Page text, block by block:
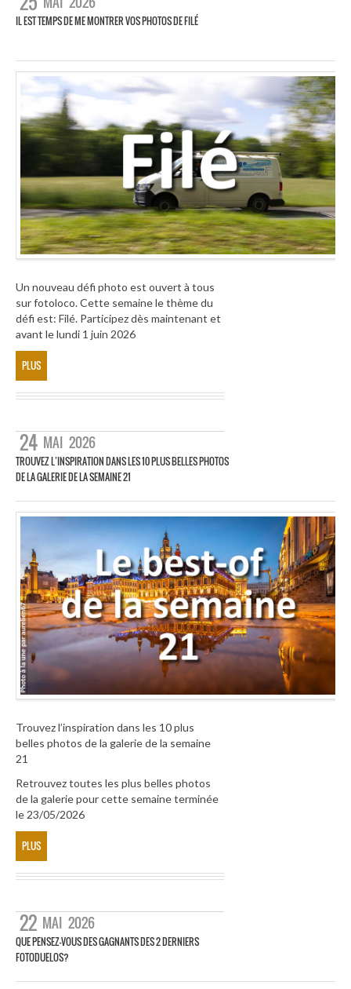
IL EST TEMPS DE ME MONTRER VOS PHOTOS DE FILÉ
Un nouveau défi photo est ouvert à tous
sur fotoloco. Cette semaine le thème du
défi est: Filé. Participez dès maintenant et
avant le lundi 1 juin 2026
PLUS
24 MAI 2026
TROUVEZ L’INSPIRATION DANS LES 10 PLUS BELLES PHOTOS
DE LA GALERIE DE LA SEMAINE 21
Trouvez l’inspiration dans les 10 plus
belles photos de la galerie de la semaine
21
Retrouvez toutes les plus belles photos
de la galerie pour cette semaine terminée
le 23/05/2026
PLUS
22 MAI 2026
QUE PENSEZ-VOUS DES GAGNANTS DES 2 DERNIERS
FOTODUELOS?